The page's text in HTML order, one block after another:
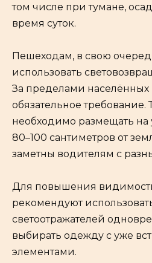
том числе при тумане,
время суток.
Пешеходам, в свою
использовать
За пределами населённых
обязательное требование.
необходимо размещать
80–100 сантиметров от
заметны водителям с
Для повышения
рекомендуют
светоотражателей
выбирать одежду с уже
элементами.